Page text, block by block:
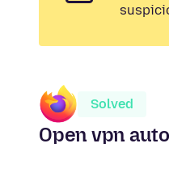
Solved
Open vpn